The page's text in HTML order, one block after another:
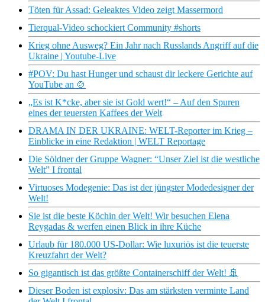
Töten für Assad: Geleaktes Video zeigt Massermord
Tierqual-Video schockiert Community #shorts
Krieg ohne Ausweg? Ein Jahr nach Russlands Angriff auf die
Ukraine | Youtube-Live
#POV: Du hast Hunger und schaust dir leckere Gerichte auf
YouTube an 🍲
„Es ist K*cke, aber sie ist Gold wert!“ – Auf den Spuren
eines der teuersten Kaffees der Welt
DRAMA IN DER UKRAINE: WELT-Reporter im Krieg –
Einblicke in eine Redaktion | WELT Reportage
Die Söldner der Gruppe Wagner: “Unser Ziel ist die westliche
Welt” I frontal
Virtuoses Modegenie: Das ist der jüngster Modedesigner der
Welt!
Sie ist die beste Köchin der Welt! Wir besuchen Elena
Reygadas & werfen einen Blick in ihre Küche
Urlaub für 180.000 US-Dollar: Wie luxuriös ist die teuerste
Kreuzfahrt der Welt?
So gigantisch ist das größte Containerschiff der Welt! 🚢
Dieser Boden ist explosiv: Das am stärksten verminte Land